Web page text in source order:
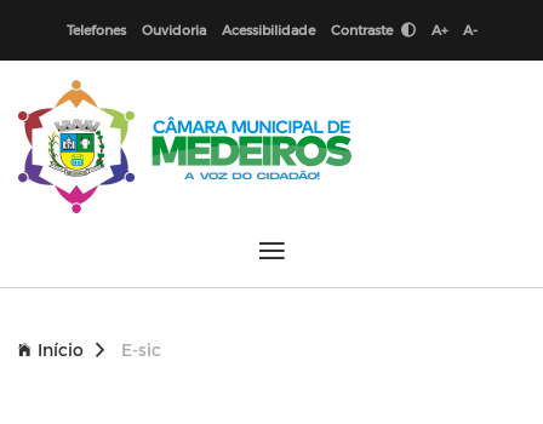
Telefones Ouvidoria Acessibilidade Contraste A+ A-
Início E-sic